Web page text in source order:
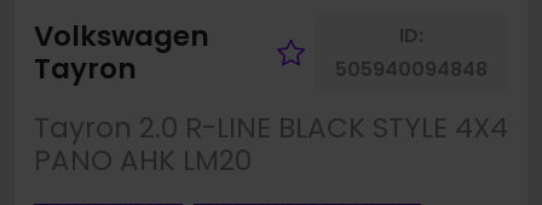
Volkswagen
Tayron
Fahrzeug
ID:
505940094848
Tayron 2.0 R-LINE BLACK STYLE 4X4
PANO AHK LM20